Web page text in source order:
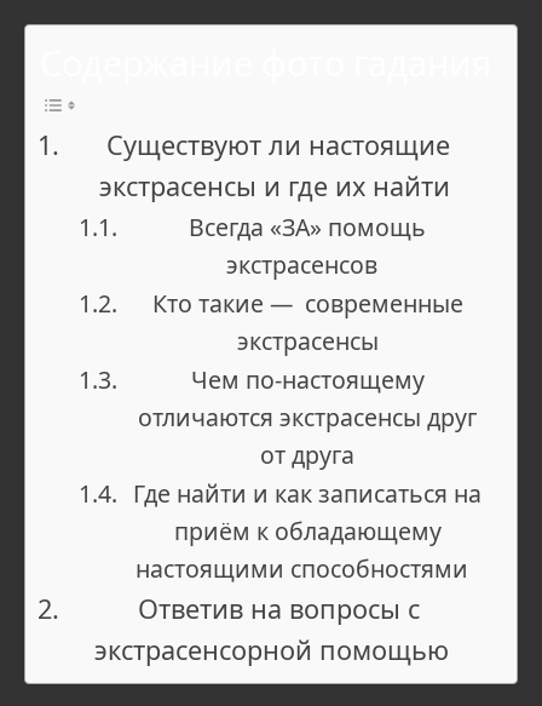
Существуют ли настоящие
экстрасенсы и где их найти
Всегда «ЗА» помощь
экстрасенсов
Кто такие — современные
экстрасенсы
Чем по-настоящему
отличаются экстрасенсы друг
от друга
Где найти и как записаться на
приём к обладающему
настоящими способностями
Ответив на вопросы с
экстрасенсорной помощью